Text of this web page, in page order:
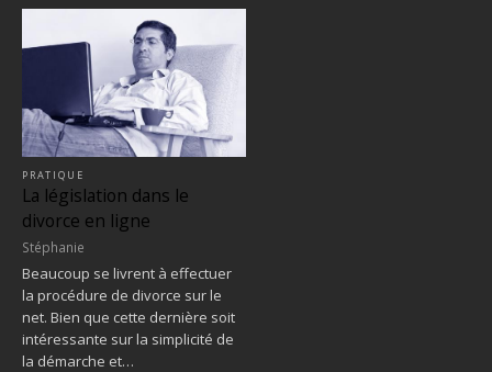
PRATIQUE
La législation dans le
divorce en ligne
Stéphanie
Beaucoup se livrent à effectuer
la procédure de divorce sur le
net. Bien que cette dernière soit
intéressante sur la simplicité de
la démarche et…